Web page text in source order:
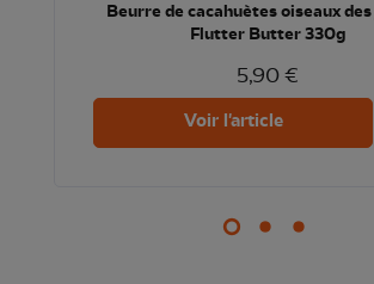
Beurre de cacahuètes oiseaux
Flutter Butter 330g
5,90 €
Voir l'article